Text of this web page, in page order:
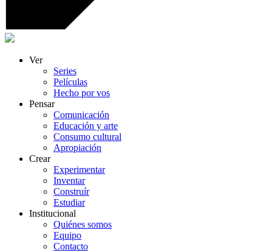
Ver
Series
Películas
Hecho por vos
Pensar
Comunicación
Educación y arte
Consumo cultural
Apropiación
Crear
Experimentar
Inventar
Construír
Estudiar
Institucional
Quiénes somos
Equipo
Contacto